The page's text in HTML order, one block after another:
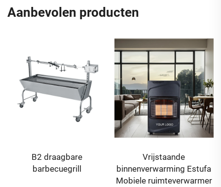
Aanbevolen producten
B2 draagbare
barbecuegrill
Vrijstaande
binnenverwarming Estufa
Mobiele ruimteverwarmer